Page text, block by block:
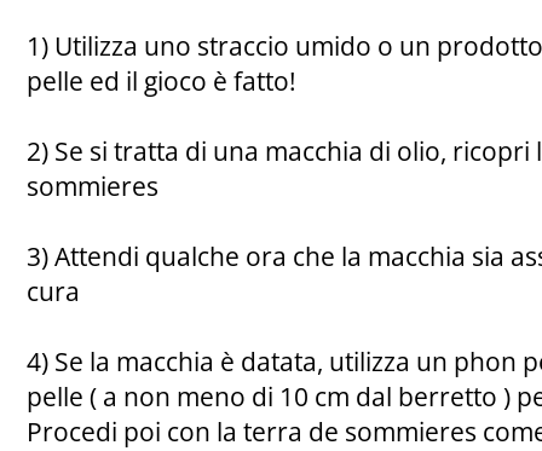
1) Utilizza uno straccio umido o un
pelle ed il gioco è fatto!
2) Se si tratta di una macchia di olio,
sommieres
3) Attendi qualche ora che la macchia sia
cura
4) Se la macchia è datata, utilizza un phon
pelle ( a non meno di 10 cm dal berretto )
Procedi poi con la terra de sommieres